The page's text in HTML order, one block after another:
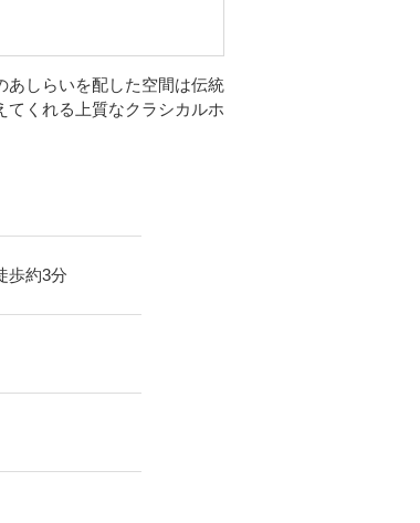
あしらいを配した空間は伝統
てくれる上質なクラシカルホ
歩約3分